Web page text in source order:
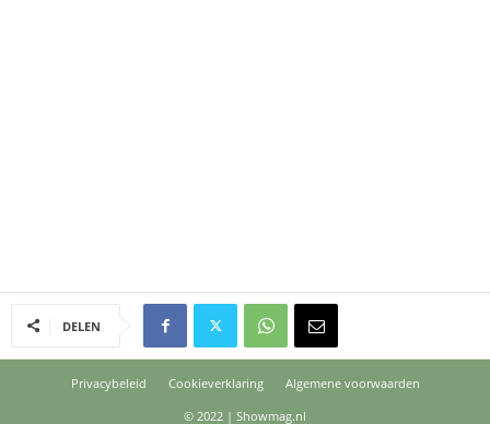
DELEN
Privacybeleid Cookieverklaring
Algemene voorwaarden
© 2022 | Showmag.nl